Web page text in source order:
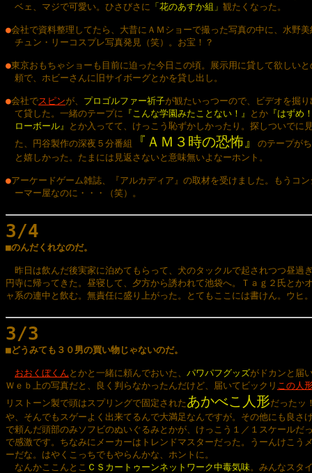
ベェ、マジで可愛い。ひさびさに 「花のあすか組」 観たくなった。
●会社で資料整理してたら、大昔にＡＭショーで撮った写真の中に、水野美
チュン・リーコスプレ写真発見（笑）。お宝！？
●東京おもちゃショーも目前に迫った今日この頃。展示用に貸して欲しいと
頼で、ホビーさんに旧サイボーグとかを貸し出し。
●会社でスピンが、 プロゴルファー祈子が観たいっつーので、ビデオを掘り
て貸した。一緒のテープに
『こんな学園みたことない！』 とか 『はずめ
ローボール』
とか入ってて、けっこう恥ずかしかったり。探しついでに
た、円谷製作の深夜５分番組
『ＡＭ３時の恐怖』
のテープが
と嬉しかった。たまには見返さないと意味無いよなーホント。
●アーケードゲーム雑誌、『アルカディア』の取材を受けました。もうコン
ーマー屋なのに・・・（笑）。
3/4
■のんだくれなのだ。
昨日は飲んだ後実家に泊めてもらって、犬のタックルで起されつつ昼過
円寺に帰ってきた。昼寝して、夕方から誘われて池袋へ。Ｔａｇ２氏とか
ャ系の連中と飲む。無責任に盛り上がった。とてもここには書けん。ウヒ
3/3
■どうみても３０男の買い物じゃないのだ。
おおくぼくん とかと一緒に頼んでおいた、 パワパフグッズがドカンと届
Ｗｅｂ上の写真だと、良く判らなかったんだけど、届いてビックリ この人
リストーン製で頭はスプリングで固定されたあかべこ人形だったッ
や、そんでもスゲーよく出来てるんで大満足なんですが。その他にも良さ
で頼んだ頭部のみソフビのぬいぐるみとかが、けっこう１／１スケールだ
で感激です。ちなみにメーカーはトレンドマスターだった。うーんけこう
ーだな。はやくこっちでもやらんかな、ホントに。
なんかここんとこ ＣＳカートゥーンネットワーク中毒気味。みんなスタ